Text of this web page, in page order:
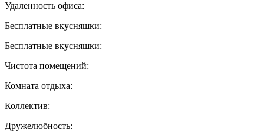
Удаленность офиса:
Бесплатные вкусняшки:
Бесплатные вкусняшки:
Чистота помещений:
Комната отдыха:
Коллектив:
Дружелюбность: